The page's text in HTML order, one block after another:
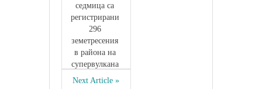
седмица са
регистрирани
296
земетресения
в района на
супервулкана
Йелоустоун
Next Article »